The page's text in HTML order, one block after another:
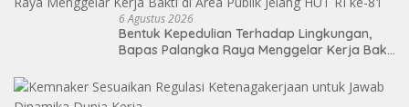
6 Agustus 2026
Bentuk Kepedulian Terhadap Lingkungan,
Bapas Palangka Raya Menggelar Kerja Bakti